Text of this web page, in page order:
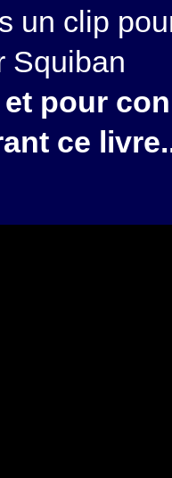
un clip
Squiban
et pour
ce